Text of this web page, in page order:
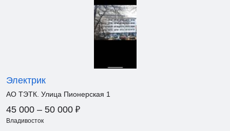
Электрик
АО ТЭТК. Улица Пионерская 1
45 000 – 50 000 ₽
Владивосток